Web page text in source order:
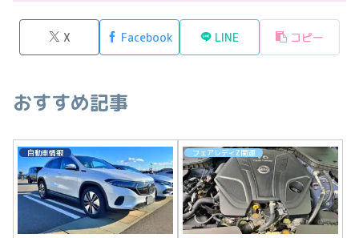
X Facebook LINE コピー
おすすめ記事
自動車情報 フェアレディZ関連